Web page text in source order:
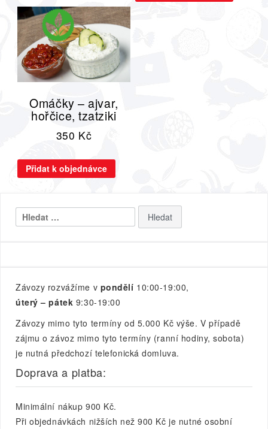
Omáčky – ajvar,
hořčice, tzatziki
350 Kč
Přidat k objednávce
Vyhledávání
Závozy rozvážíme v pondělí 10:00-19:00,
úterý – pátek 9:30-19:00
Závozy mimo tyto termíny od 5.000 Kč výše. V případě
zájmu o závoz mimo tyto termíny (ranní hodiny, sobota)
je nutná předchozí telefonická domluva.
Doprava a platba:
Minimální nákup 900 Kč.
Při objednávkách nižších než 900 Kč je nutné osobní